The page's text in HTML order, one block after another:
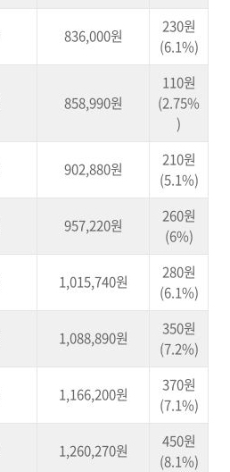
836,000원
230원
(6.1%)
858,990원
110원
(2.75%
)
902,880원
210원
(5.1%)
957,220원
260원
(6%)
1,015,740원
280원
(6.1%)
1,088,890원
350원
(7.2%)
1,166,200원
370원
(7.1%)
1,260,270원
450원
(8.1%)